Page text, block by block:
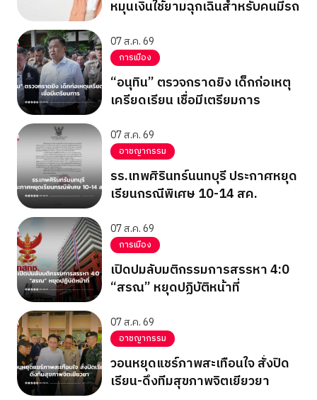
หมุนเงินใช้ยามฉุกเฉินสำหรับคนมีรถ
07 ส.ค. 69
การเมือง
“อนุทิน” ตรวจกราดยิง เด็กก่อเหตุ
เครียดเรียน เชื่อมีเตรียมการ
07 ส.ค. 69
อาชญากรรม
รร.เทพศิรินทร์นนทบุรี ประกาศหยุด
เรียนกรณีพิเศษ 10-14 สค.
07 ส.ค. 69
การเมือง
เปิดปมลับมติกรรมการสรรหา 4:0
“สรณ” หยุดปฏิบัติหน้าที่
07 ส.ค. 69
อาชญากรรม
วอนหยุดแชร์ภาพสะเทือนใจ สั่งปิด
เรียน-ดึงทีมสุขภาพจิตเยียวยา